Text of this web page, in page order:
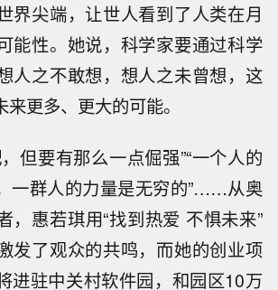
界尖端，让世人看到了人类在月
能性。她说，科学家要通过科学
人之不敢想，想人之未曾想，这
更多、更大的可能。
但要有那么一点倔强”“一个人的
一群人的力量是无穷的”……从奥
，惠若琪用“找到热爱 不惧未来”
发了观众的共鸣，而她的创业项
进驻中关村软件园，和园区10万